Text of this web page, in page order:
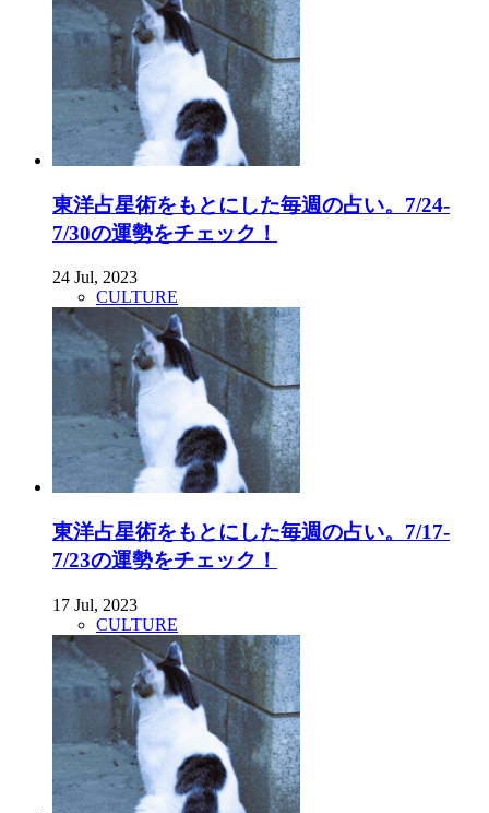
東洋占星術をもとにした毎週の占い。7/24-
7/30の運勢をチェック！
24 Jul, 2023
CULTURE
東洋占星術をもとにした毎週の占い。7/17-
7/23の運勢をチェック！
17 Jul, 2023
CULTURE